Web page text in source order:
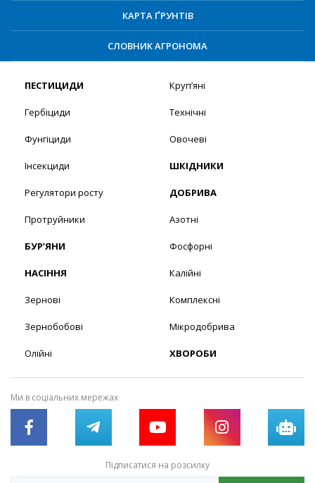
КАРТА ҐРУНТІВ
СЛОВНИК АГРОНОМА
ПЕСТИЦИДИ
Гербіциди
Фунгіциди
Інсекциди
Регулятори росту
Протруйники
БУР’ЯНИ
НАСІННЯ
Зернові
Зернобобові
Олійні
Круп’яні
Технічні
Овочеві
ШКІДНИКИ
ДОБРИВА
Азотні
Фосфорні
Калійні
Комплексні
Мікродобрива
ХВОРОБИ
Ми в соціальних мережах
Підписатися на розсилку